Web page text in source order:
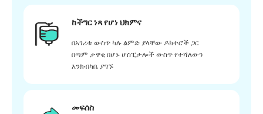
ከችግር ነጻ የሆነ ህክምና
በአገሪቱ ውስጥ ካሉ ልምድ ያላቸው ዶክተሮች ጋር
በጣም ታዋቂ በሆኑ ሆስፒታሎች ውስጥ የተሻለውን
እንክብካቤ ያግኙ
መፍሰስ